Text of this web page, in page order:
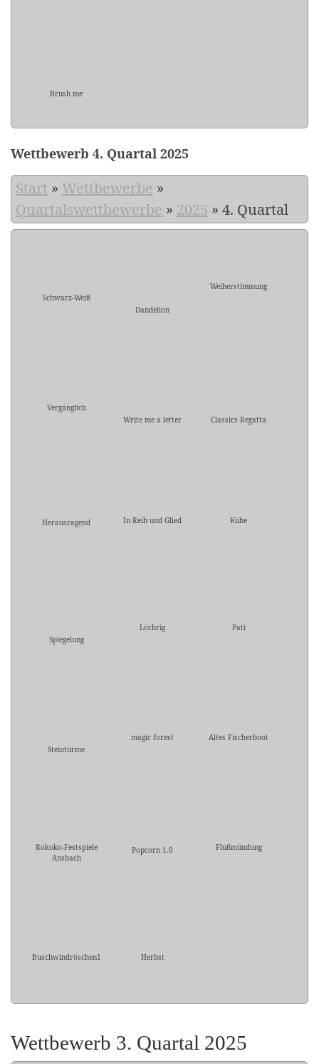
Brush me
Wettbewerb 4. Quartal 2025
Start » Wettbewerbe »
Quartalswettbewerbe » 2025 » 4. Quartal
Schwarz-Weiß
Dandelion
Weiherstimmung
Vergänglich
Write me a letter
Classics Regatta
Herausragend In Reih und Glied Kühe
Spiegelung
Löchrig Pati
Steintürme
magic forest Altes Fischerboot
Rokoko-Festspiele
Ansbach
Popcorn 1.0 Flußmündung
Buschwindröschen1 Herbst
Wettbewerb 3. Quartal 2025